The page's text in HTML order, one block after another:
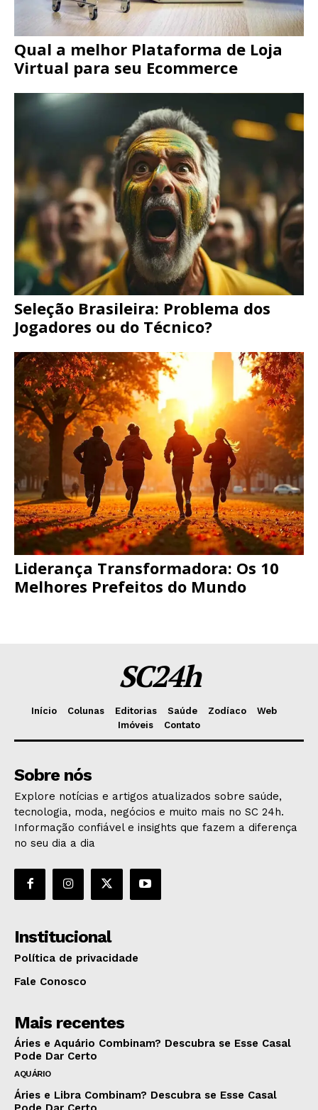
Qual a melhor Plataforma de Loja
Virtual para seu Ecommerce
Seleção Brasileira: Problema dos
Jogadores ou do Técnico?
Liderança Transformadora: Os 10
Melhores Prefeitos do Mundo
SC24h
Início Colunas Editorias Saúde Zodíaco
Web
Imóveis
Contato
Sobre nós
Explore notícias e artigos atualizados sobre saúde,
tecnologia, moda, negócios e muito mais no SC 24h.
Informação confiável e insights que fazem a diferença
no seu dia a dia
Institucional
Política de privacidade
Fale Conosco
Mais recentes
Áries e Aquário Combinam? Descubra se Esse Casal
Pode Dar Certo
AQUÁRIO
Áries e Libra Combinam? Descubra se Esse Casal